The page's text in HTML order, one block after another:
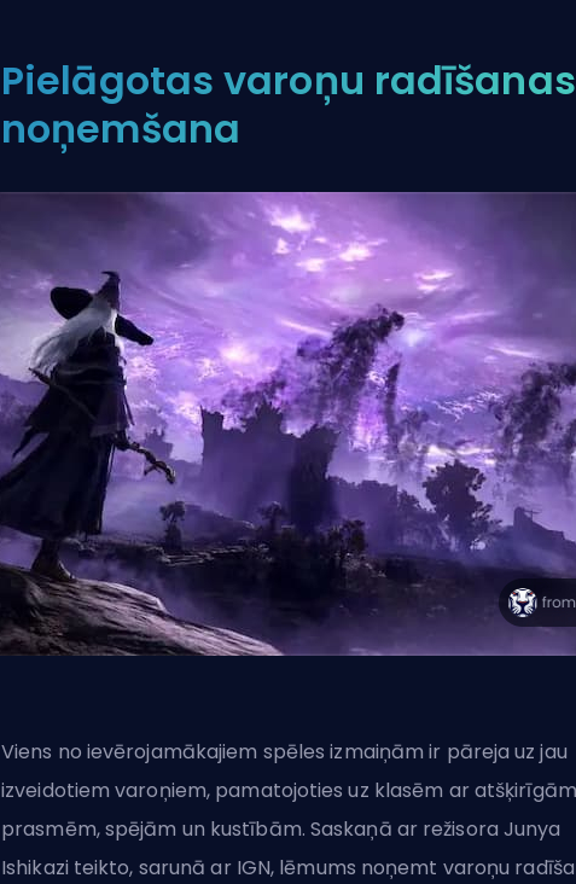
Pielāgotas varoņu radīšanas
noņemšana
Viens no ievērojamākajiem spēles izmaiņām ir pāreja uz jau
izveidotiem varoņiem, pamatojoties uz klasēm ar atšķirīgām
prasmēm, spējām un kustībām. Saskaņā ar režisora Junya
Ishikazi teikto, sarunā ar IGN, lēmums noņemt varoņu